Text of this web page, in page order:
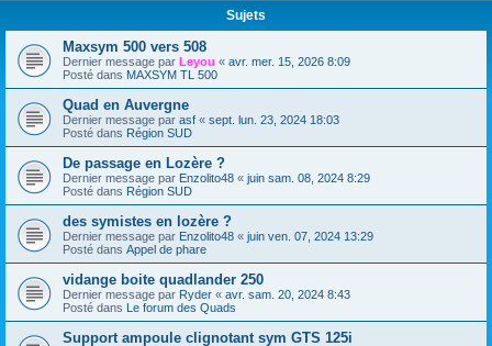
Sujets
Maxsym 500 vers 508
Dernier message par Leyou « avr. mer. 15, 2026 8:09
Posté dans MAXSYM TL 500
Quad en Auvergne
Dernier message par asf « sept. lun. 23, 2024 18:03
Posté dans Région SUD
De passage en Lozère ?
Dernier message par Enzolito48 « juin sam. 08, 2024 8:29
Posté dans Région SUD
des symistes en lozère ?
Dernier message par Enzolito48 « juin ven. 07, 2024 13:29
Posté dans Appel de phare
vidange boite quadlander 250
Dernier message par Ryder « avr. sam. 20, 2024 8:43
Posté dans Le forum des Quads
Support ampoule clignotant sym GTS 125i